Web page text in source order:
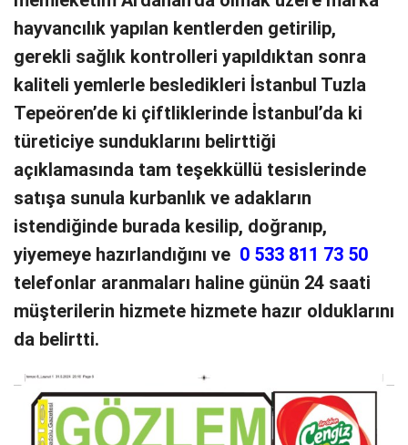
hayvancılık yapılan kentlerden getirilip,
gerekli sağlık kontrolleri yapıldıktan sonra
kaliteli yemlerle besledikleri İstanbul Tuzla
Tepeören’de ki çiftliklerinde İstanbul’da ki
türeticiye sunduklarını belirttiği
açıklamasında tam teşekküllü tesislerinde
satışa sunula kurbanlık ve adakların
istendiğinde burada kesilip, doğranıp,
yiyemeye hazırlandığını ve 0 533 811 73 50
telefonlar aranmaları haline günün 24 saati
müşterilerin hizmete hizmete hazır olduklarını
da belirtti.